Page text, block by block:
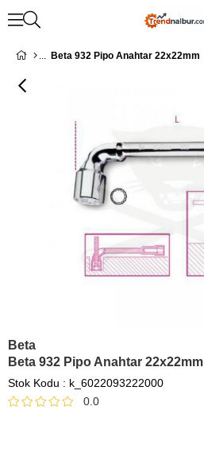
Beta 932 Pipo Anahtar 22x22mm
Beta
Beta 932 Pipo Anahtar 22x22mm
Stok Kodu
k_6022093222000
0.0